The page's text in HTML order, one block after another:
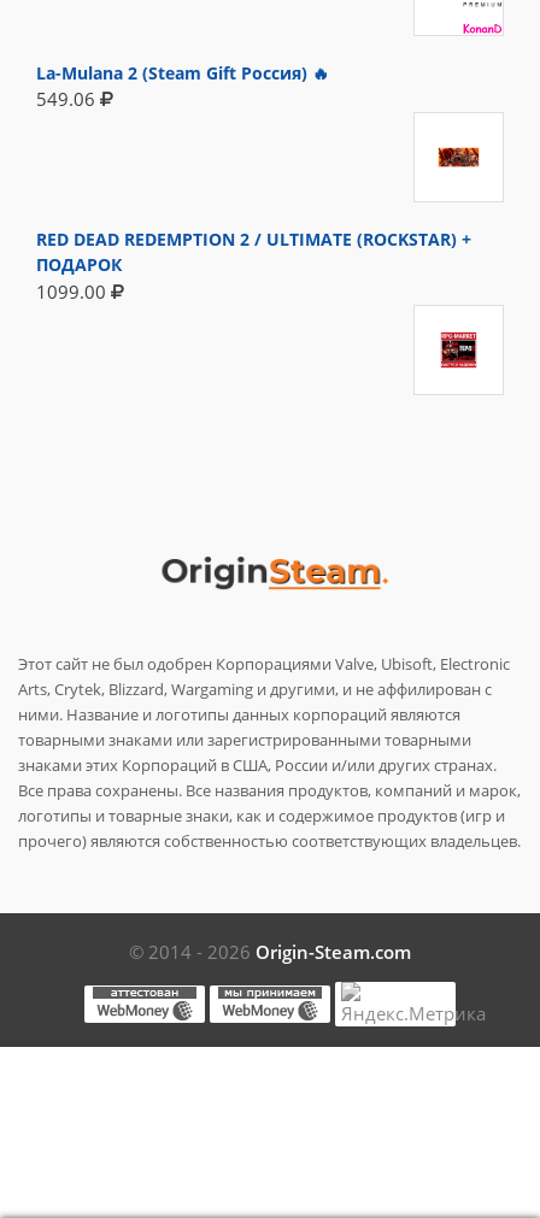
La-Mulana 2 (Steam Gift Россия) 🔥
549.06
RED DEAD REDEMPTION 2 / ULTIMATE (ROCKSTAR) +
ПОДАРОК
1099.00
Этот сайт не был одобрен Корпорациями Valve, Ubisoft, Electronic
Arts, Crytek, Blizzard, Wargaming и другими, и не аффилирован с
ними. Название и логотипы данных корпораций являются
товарными знаками или зарегистрированными товарными
знаками этих Корпораций в США, России и/или других странах.
Все права сохранены. Все названия продуктов, компаний и марок,
логотипы и товарные знаки, как и содержимое продуктов (игр и
прочего) являются собственностью соответствующих владельцев.
© 2014 - 2026 Origin-Steam.com